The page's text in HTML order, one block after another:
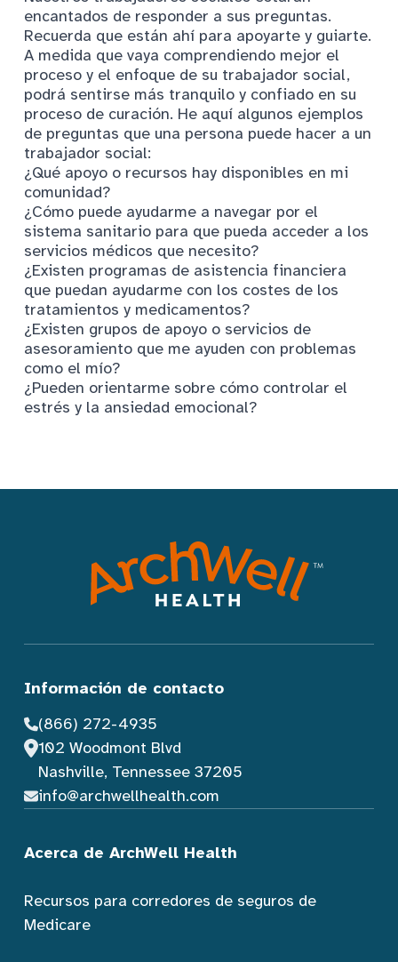
encantados de responder a sus preguntas.
Recuerda que están ahí para apoyarte y guiarte.
A medida que vaya comprendiendo mejor el
proceso y el enfoque de su trabajador social,
podrá sentirse más tranquilo y confiado en su
proceso de curación. He aquí algunos ejemplos
de preguntas que una persona puede hacer a un
trabajador social:
¿Qué apoyo o recursos hay disponibles en mi
comunidad?
¿Cómo puede ayudarme a navegar por el
sistema sanitario para que pueda acceder a los
servicios médicos que necesito?
¿Existen programas de asistencia financiera
que puedan ayudarme con los costes de los
tratamientos y medicamentos?
¿Existen grupos de apoyo o servicios de
asesoramiento que me ayuden con problemas
como el mío?
¿Pueden orientarme sobre cómo controlar el
estrés y la ansiedad emocional?
Información de contacto
(866) 272-4935
102 Woodmont Blvd
Nashville, Tennessee 37205
info@archwellhealth.com
Acerca de ArchWell Health
Recursos para corredores de seguros de
Medicare